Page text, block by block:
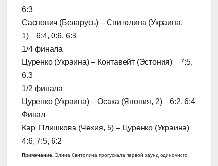
6:3
Саснович (Беларусь) – Свитолина (Украина,
1) 6:4, 0:6, 6:3
1/4 финала
Цуренко (Украина) – Контавейт (Эстония) 7:5,
6:3
1/2 финала
Цуренко (Украина) – Осака (Япония, 2) 6:2, 6:4
Финал
Кар. Плишкова (Чехия, 5) – Цуренко (Украина)
4:6, 7:5, 6:2
Примечание. Элина Свитолина пропускала первой раунд одиночного